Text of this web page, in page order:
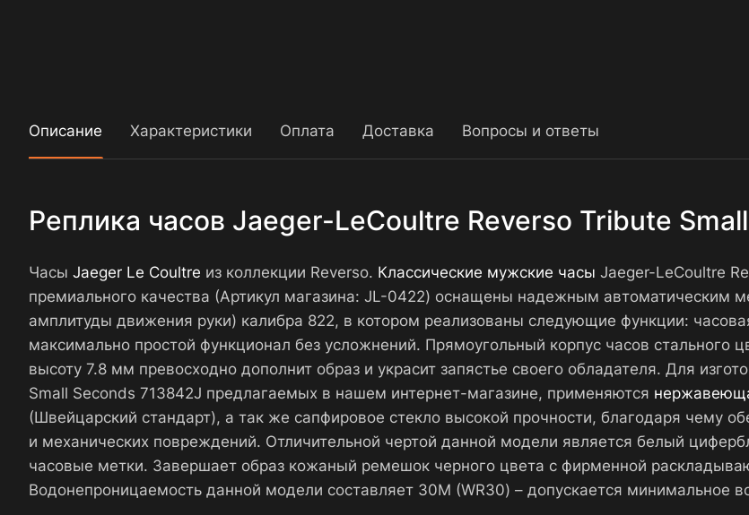
Описание Характеристики Оплата Доставка Вопросы и ответы
Реплика часов Jaeger-LeCoultre Reverso Tribute
Часы Jaeger Le Coultre из коллекции Reverso. Классические мужские часы Jaeger-LeCoultre
премиального качества (Артикул магазина: JL-0422) оснащены надежным автоматическим
амплитуды движения руки) калибра 822, в котором реализованы следующие функции:
максимально простой функционал без усложнений. Прямоугольный корпус часов
высоту 7.8 мм превосходно дополнит образ и украсит запястье своего обладателя. Для
Small Seconds 713842J предлагаемых в нашем интернет-магазине, применяются
(Швейцарский стандарт), а так же сапфировое стекло высокой прочности, благодаря чему
и механических повреждений. Отличительной чертой данной модели является белый
часовые метки. Завершает образ кожаный ремешок черного цвета с фирменной
Водонепроницаемость данной модели составляет 30М (WR30) – допускается минимальное